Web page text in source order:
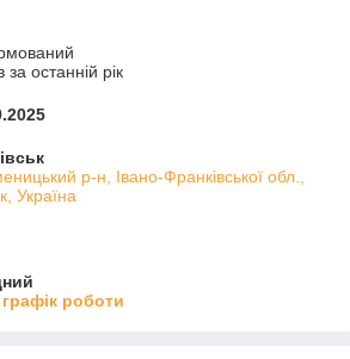
за останній рік
р-н, Івано-Франківської обл.,
Україна
роботи